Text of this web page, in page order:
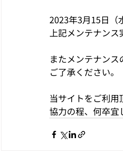
2023年3月15日（
上記メンテナン
またメンテナン
ご了承ください。
当サイトをご利
協力の程、何卒宜